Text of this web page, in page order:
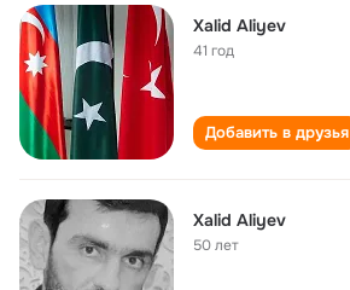
Xalid Aliyev
41 год
Добавить в друзья
Xalid Aliyev
50 лет